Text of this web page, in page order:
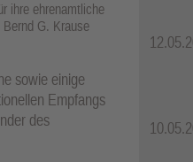
ihre ehrenamtliche
G. Krause
sowie einige
Empfangs
des